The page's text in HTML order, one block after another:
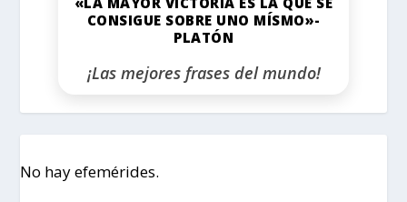
CONSIGUE SOBRE UNO MÍSMO»-
PLATÓN
¡Las mejores frases del mundo!
No hay efemérides.